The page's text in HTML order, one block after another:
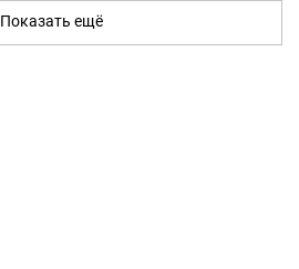
Показать ещё